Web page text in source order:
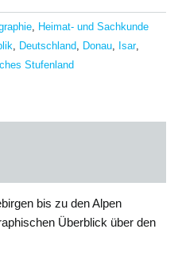
, Heimat- und Sachkunde
, Deutschland, Donau, Isar,
Stufenland
bis zu den Alpen
Überblick über den